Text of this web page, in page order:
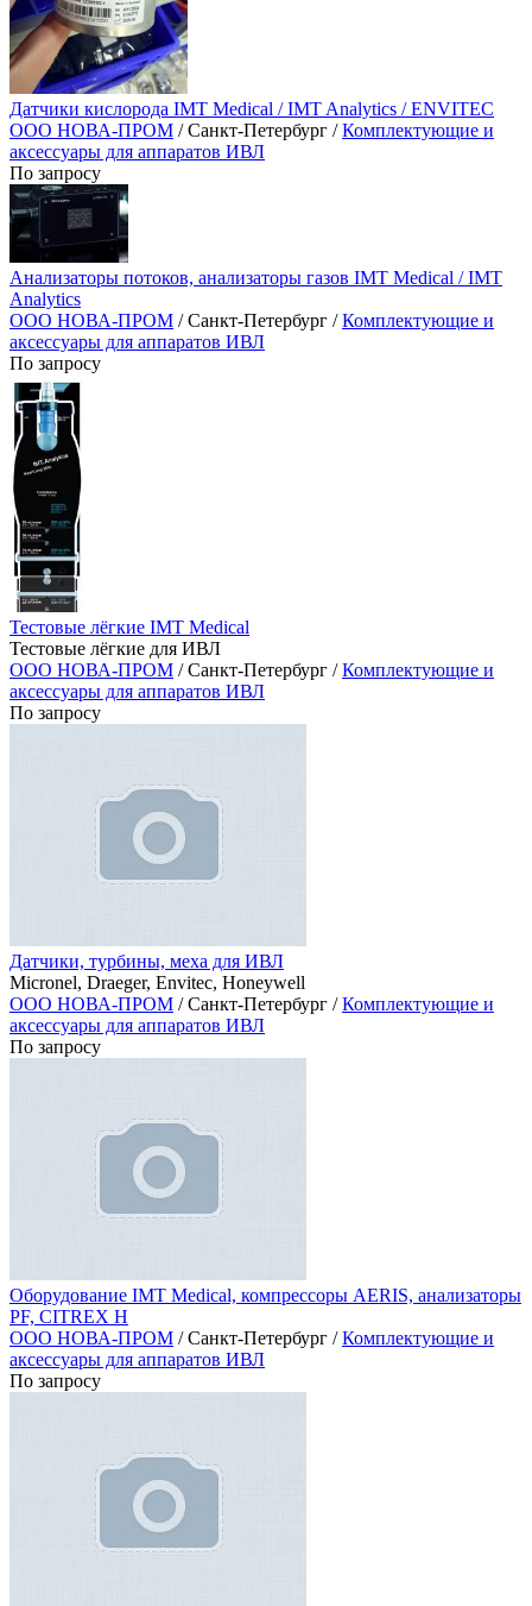
Датчики кислорода IMT Medical / IMT Analytics / ENVITEC
ООО НОВА-ПРОМ / Санкт-Петербург /Комплектующие и
аксессуары для аппаратов ИВЛ
По запросу
Анализаторы потоков, анализаторы газов IMT Medical / IMT
Analytics
ООО НОВА-ПРОМ / Санкт-Петербург /Комплектующие и
аксессуары для аппаратов ИВЛ
По запросу
Тестовые лёгкие IMT Medical
Тестовые лёгкие для ИВЛ
ООО НОВА-ПРОМ / Санкт-Петербург /Комплектующие и
аксессуары для аппаратов ИВЛ
По запросу
Датчики, турбины, меха для ИВЛ
Micronel, Draeger, Envitec, Honeywell
ООО НОВА-ПРОМ / Санкт-Петербург /Комплектующие и
аксессуары для аппаратов ИВЛ
По запросу
Оборудование IMT Medical, компрессоры AERIS, анализаторы
PF, CITREX H
ООО НОВА-ПРОМ / Санкт-Петербург /Комплектующие и
аксессуары для аппаратов ИВЛ
По запросу